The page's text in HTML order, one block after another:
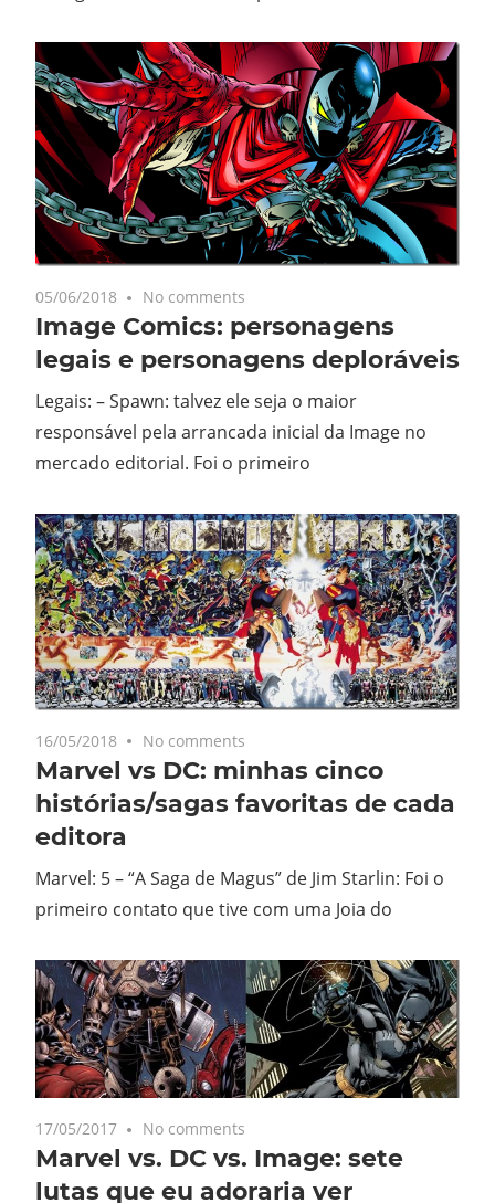
05/06/2018 No comments
Image Comics: personagens
legais e personagens deploráveis
Legais: – Spawn: talvez ele seja o maior
responsável pela arrancada inicial da Image no
mercado editorial. Foi o primeiro
16/05/2018 No comments
Marvel vs DC: minhas cinco
histórias/sagas favoritas de cada
editora
Marvel: 5 – “A Saga de Magus” de Jim Starlin: Foi o
primeiro contato que tive com uma Joia do
17/05/2017 No comments
Marvel vs. DC vs. Image: sete
lutas que eu adoraria ver